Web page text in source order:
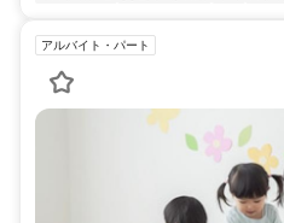
アルバイト・パート